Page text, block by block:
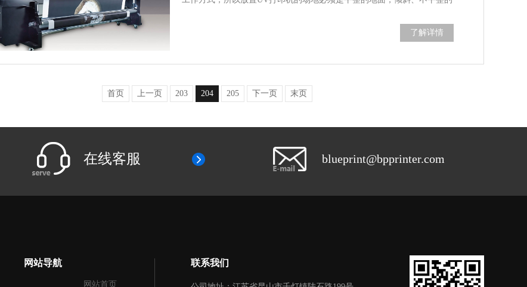
了解详情
首页 上一页 203 204 205 下一页 末页
在线客服 blueprint@bpprinter.com
网站导航
网站首页
联系我们